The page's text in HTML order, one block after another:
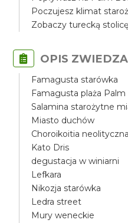
Poczujesz klimat
Zobaczy turecką
OPIS
Famagusta starówka
Famagusta plaża Palm
Salamina starożytne
Miasto duchów
Choroikoitia
Kato Dris
degustacja w winiarni
Lefkara
Nikozja starówka
Ledra street
Mury weneckie